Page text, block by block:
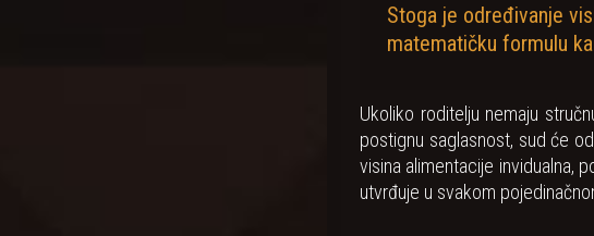
Stoga je određivanje
matematičku formulu
Ukoliko roditelju nemaju
postignu saglasnost, sud će
visina alimentacije invidualna,
utvrđuje u svakom